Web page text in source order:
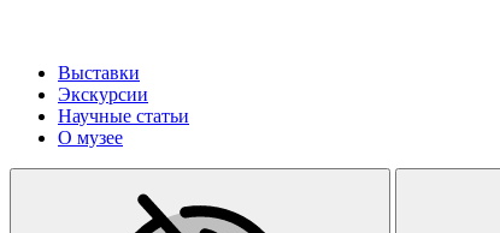
Выставки
Экскурсии
Научные статьи
О музее